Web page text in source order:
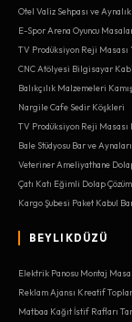
Otel Valiz Sehpası ve Aynalık
E-Spor Arena Oyuncu
TV Prodüksiyon Reji Masası
CNC Atölyesi Bilgisayar
Balıkçılık Malzemeleri
Nargile Cafe Sedir Köşkleri
TV Prodüksiyon Reji Masası
Bale Stüdyosu Bar ve
Veteriner Ameliyathane
Çatı Katı Eğimli Dolap
Kargo Şubesi Paket Kabul
BEYLIKDÜZÜ
Elektrik Panosu Montaj
Matbaa Kağıt İstif Rafları